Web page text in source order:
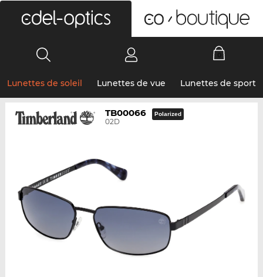
Lunettes de soleil Lunettes de vue Lunettes de sport
TB00066
02D
Polarized